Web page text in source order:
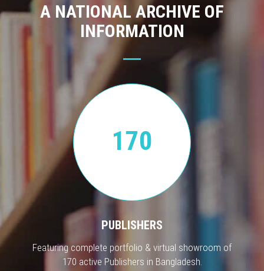
A NATIONAL ARCHIVE OF
INFORMATION
170
PUBLISHERS
Featuring complete portfolio & virtual showroom of
170 active Publishers in Bangladesh.